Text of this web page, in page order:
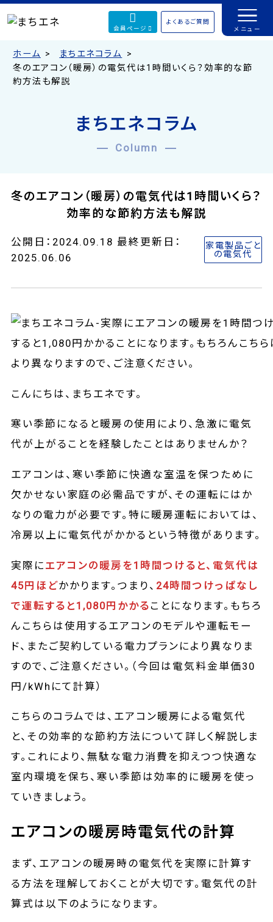
会員ページ
よくあるご質問
ホーム
まちエネコラム
冬のエアコン（暖房）の電気代は1時間いくら？効率的な節
約方法も解説
まちエネコラム
Column
冬のエアコン（暖房）の電気代は1時間いくら？
効率的な節約方法も解説
公開日：2024.09.18 最終更新日：
2025.06.06
家電製品ごと
の電気代
こんにちは、まちエネです。
寒い季節になると暖房の使用により、急激に電気
代が上がることを経験したことはありませんか？
エアコンは、寒い季節に快適な室温を保つために
欠かせない家庭の必需品ですが、その運転にはか
なりの電力が必要です。特に暖房運転においては、
冷房以上に電気代がかかるという特徴があります。
実際に エアコンの暖房を1時間つけると、電気代は
45円ほどかかります。つまり、 24時間つけっぱなし
で運転すると1,080円かかる ことになります。もちろ
んこちらは使用するエアコンのモデルや運転モー
ド、またご契約している電力プランにより異なりま
すので、ご注意ください。（今回は電気料金単価30
円/kWhにて計算）
こちらのコラムでは、エアコン暖房による電気代
と、その効率的な節約方法について詳しく解説しま
す。これにより、無駄な電力消費を抑えつつ快適な
室内環境を保ち、寒い季節は効率的に暖房を使っ
ていきましょう。
エアコンの暖房時電気代の計算
まず、エアコンの暖房時の電気代を実際に計算す
る方法を理解しておくことが大切です。電気代の計
算式は以下のようになります。